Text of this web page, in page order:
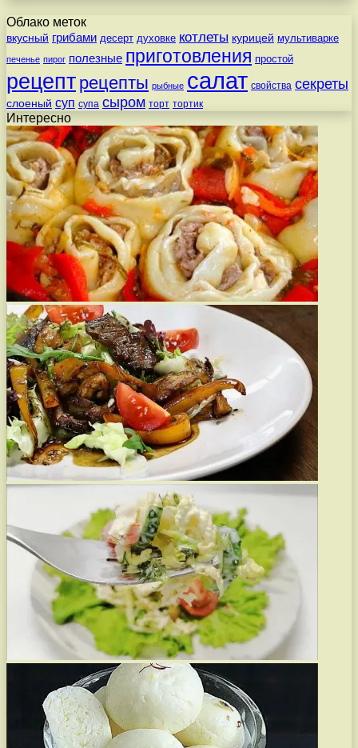
Облако меток
вкусный грибами десерт духовке котлеты курицей мультиварке
печенье пирог полезные приготовления простой
рецепт рецепты рыбные салат свойства секреты
слоеный суп супа сыром торт тортик
Интересно